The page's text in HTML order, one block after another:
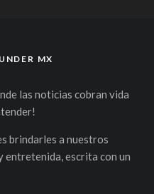
MX
las noticias cobran vida
brindarles a nuestros
escrita con un